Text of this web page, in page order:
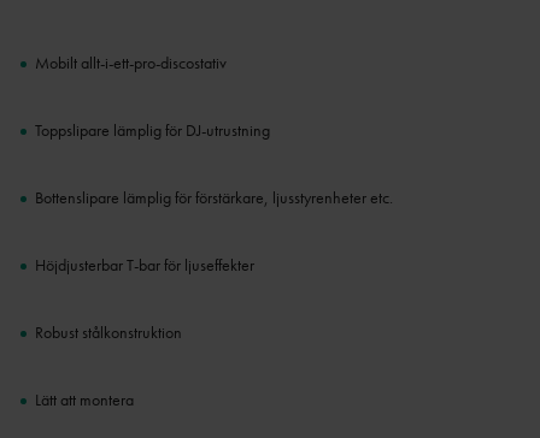
Mobilt allt-i-ett-pro-discostativ
Toppslipare lämplig för DJ-utrustning
Bottenslipare lämplig för förstärkare, ljusstyrenheter etc.
Höjdjusterbar T-bar för ljuseffekter
Robust stålkonstruktion
Lätt att montera